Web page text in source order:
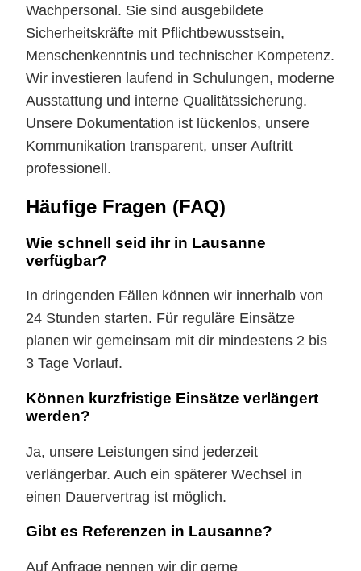
Wachpersonal. Sie sind ausgebildete
Sicherheitskräfte mit Pflichtbewusstsein,
Menschenkenntnis und technischer Kompetenz.
Wir investieren laufend in Schulungen, moderne
Ausstattung und interne Qualitätssicherung.
Unsere Dokumentation ist lückenlos, unsere
Kommunikation transparent, unser Auftritt
professionell.
Häufige Fragen (FAQ)
Wie schnell seid ihr in Lausanne
verfügbar?
In dringenden Fällen können wir innerhalb von
24 Stunden starten. Für reguläre Einsätze
planen wir gemeinsam mit dir mindestens 2 bis
3 Tage Vorlauf.
Können kurzfristige Einsätze verlängert
werden?
Ja, unsere Leistungen sind jederzeit
verlängerbar. Auch ein späterer Wechsel in
einen Dauervertrag ist möglich.
Gibt es Referenzen in Lausanne?
Auf Anfrage nennen wir dir gerne